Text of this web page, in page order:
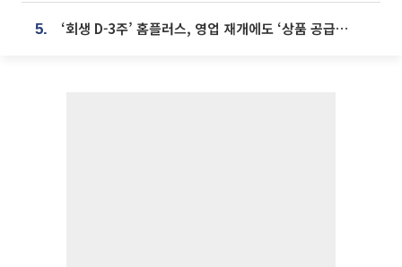
5. ‘회생 D-3주’ 홈플러스, 영업 재개에도 ‘상품 공급망’ 복구가 생존 관건